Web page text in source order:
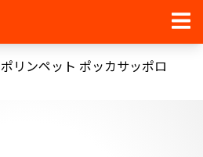
リンペット ポッカサッポロ